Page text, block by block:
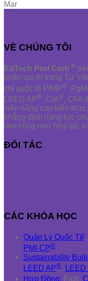
Mar
VỀ CHÚNG TÔI
EdTech Prof Certi ®
nhân tạo AI trong Tư
chỉ quốc tế PfMP®
LEED AP®, CIA®, CFA-
viên nâng cao kiến
khẳng định năng lực
làm cũng như hợp tác
ĐỐI TÁC
CÁC KHÓA HỌC
Quản Lý Quốc Tế :
PMI-CP®
Sustainability
LEED AP® , LEED
Hợp Đồng: Fidic